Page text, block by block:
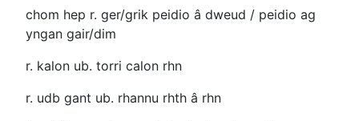
chom hep r. ger/grik peidio â dweud / peidio ag
yngan gair/dim
r. kalon ub. torri calon rhn
r. udb gant ub. rhannu rhth â rhn